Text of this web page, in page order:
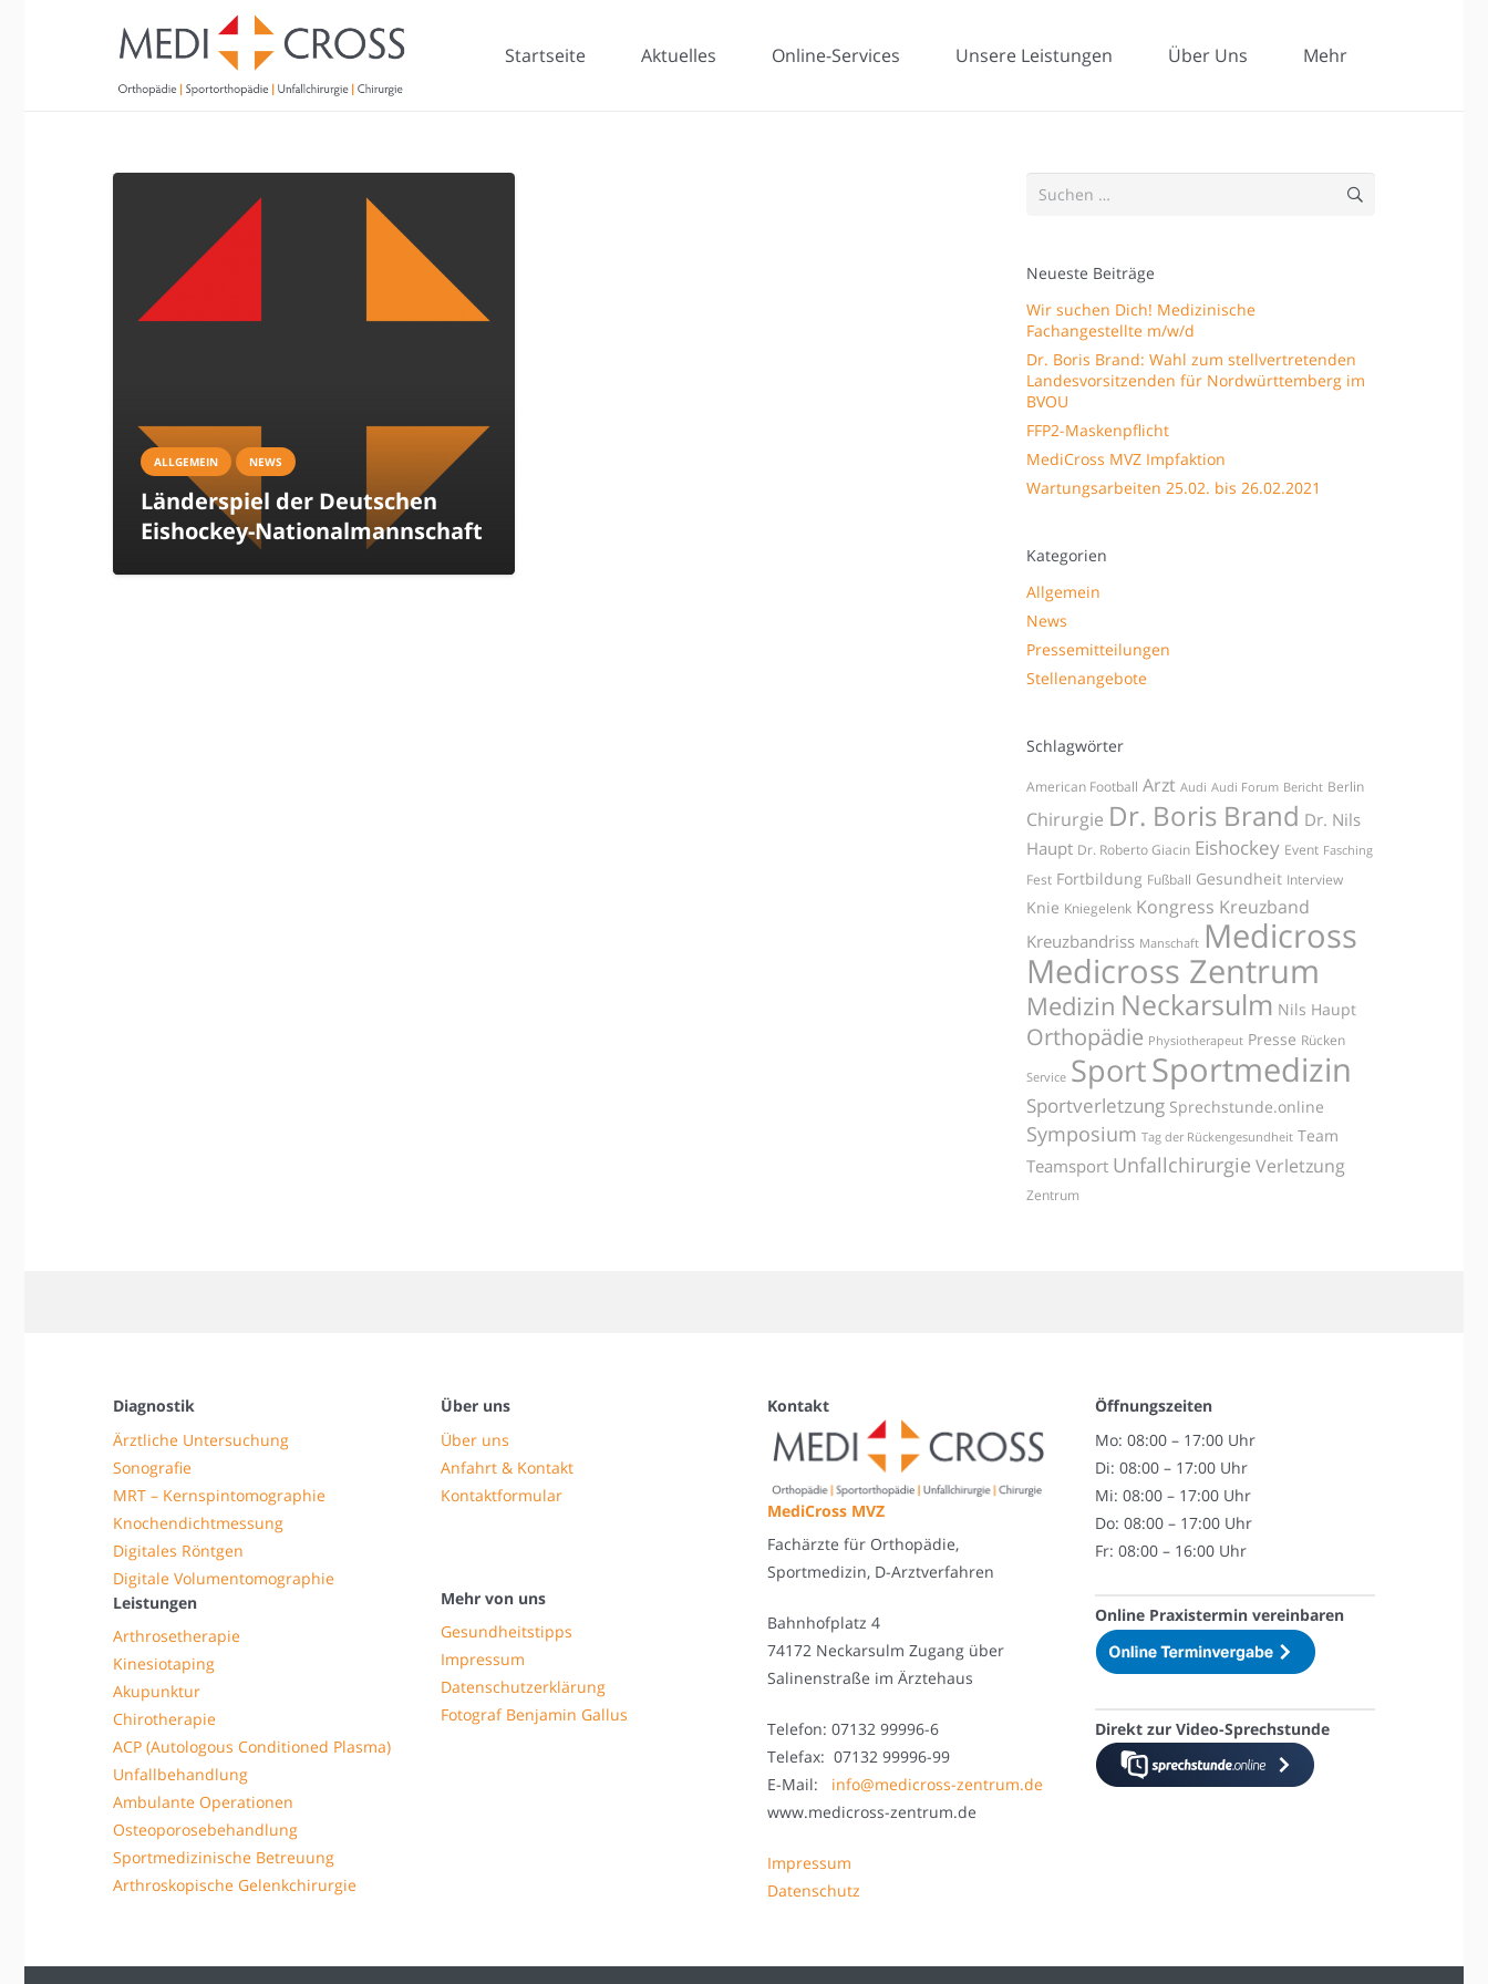
Startseite Aktuelles Online-Services Unsere Leistungen Über Uns Mehr
ALLGEMEIN NEWS
Länderspiel der Deutschen
Eishockey-Nationalmannschaft
Suchen
Neueste Beiträge
Wir suchen Dich! Medizinische
Fachangestellte m/w/d
Dr. Boris Brand: Wahl zum stellvertretenden
Landesvorsitzenden für Nordwürttemberg im
BVOU
FFP2-Maskenpflicht
MediCross MVZ Impfaktion
Wartungsarbeiten 25.02. bis 26.02.2021
Kategorien
Allgemein
News
Pressemitteilungen
Stellenangebote
Schlagwörter
American Football Arzt Audi Audi Forum Bericht Berlin
Chirurgie Dr. Boris Brand Dr. Nils
Haupt Dr. Roberto Giacin Eishockey Event Fasching
Fest Fortbildung Fußball Gesundheit Interview
Knie Kniegelenk Kongress Kreuzband
Kreuzbandriss Manschaft Medicross
Medicross Zentrum
Medizin Neckarsulm Nils Haupt
Orthopädie Physiotherapeut Presse Rücken
Service SportSportmedizin
Sportverletzung Sprechstunde.online
Symposium Tag der Rückengesundheit Team
Teamsport Unfallchirurgie Verletzung
Zentrum
Diagnostik
Ärztliche Untersuchung
Sonografie
MRT – Kernspintomographie
Knochendichtmessung
Digitales Röntgen
Digitale Volumentomographie
Leistungen
Arthrosetherapie
Kinesiotaping
Akupunktur
Chirotherapie
ACP (Autologous Conditioned Plasma)
Unfallbehandlung
Ambulante Operationen
Osteoporosebehandlung
Sportmedizinische Betreuung
Arthroskopische Gelenkchirurgie
Über uns
Über uns
Anfahrt & Kontakt
Kontaktformular
Mehr von uns
Gesundheitstipps
Impressum
Datenschutzerklärung
Fotograf Benjamin Gallus
Kontakt
MediCross MVZ
Fachärzte für Orthopädie,
Sportmedizin, D-Arztverfahren
Bahnhofplatz 4
74172 Neckarsulm Zugang über
Salinenstraße im Ärztehaus
Telefon: 07132 99996-6
Telefax: 07132 99996-99
E-Mail: info@medicross-zentrum.de
www.medicross-zentrum.de
Impressum
Datenschutz
Öffnungszeiten
Mo: 08:00 – 17:00 Uhr
Di: 08:00 – 17:00 Uhr
Mi: 08:00 – 17:00 Uhr
Do: 08:00 – 17:00 Uhr
Fr: 08:00 – 16:00 Uhr
Online Praxistermin vereinbaren
Direkt zur Video-Sprechstunde